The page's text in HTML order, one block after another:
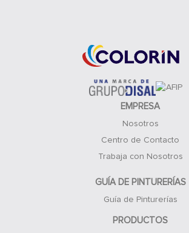
EMPRESA
Nosotros
Centro de Contacto
Trabaja con Nosotros
GUÍA DE PINTURERÍAS
Guía de Pinturerías
PRODUCTOS